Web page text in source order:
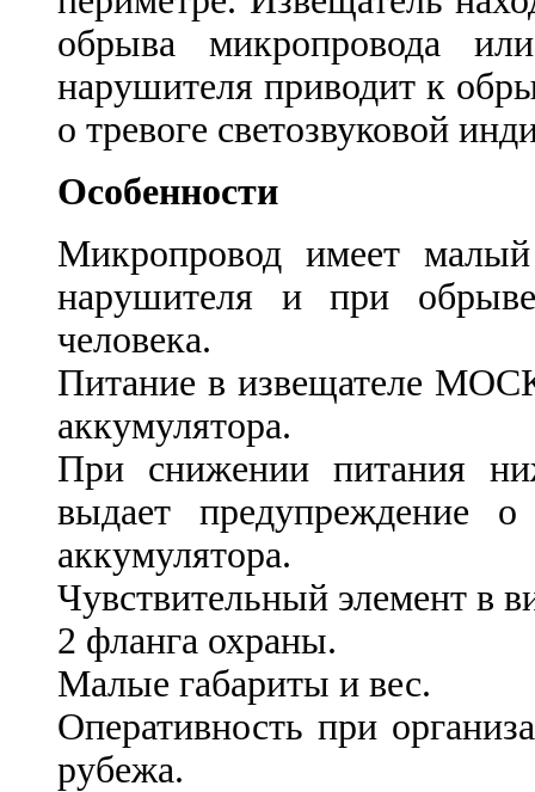
обрыва микропровода
нарушителя приводит к
о тревоге светозвуковой
Особенности
Микропровод имеет
нарушителя и при
человека.
Питание в извещателе
аккумулятора.
При снижении питания
выдает предупреждение о
аккумулятора.
Чувствительный элемент в
2 фланга охраны.
Малые габариты и вес.
Оперативность при
рубежа.